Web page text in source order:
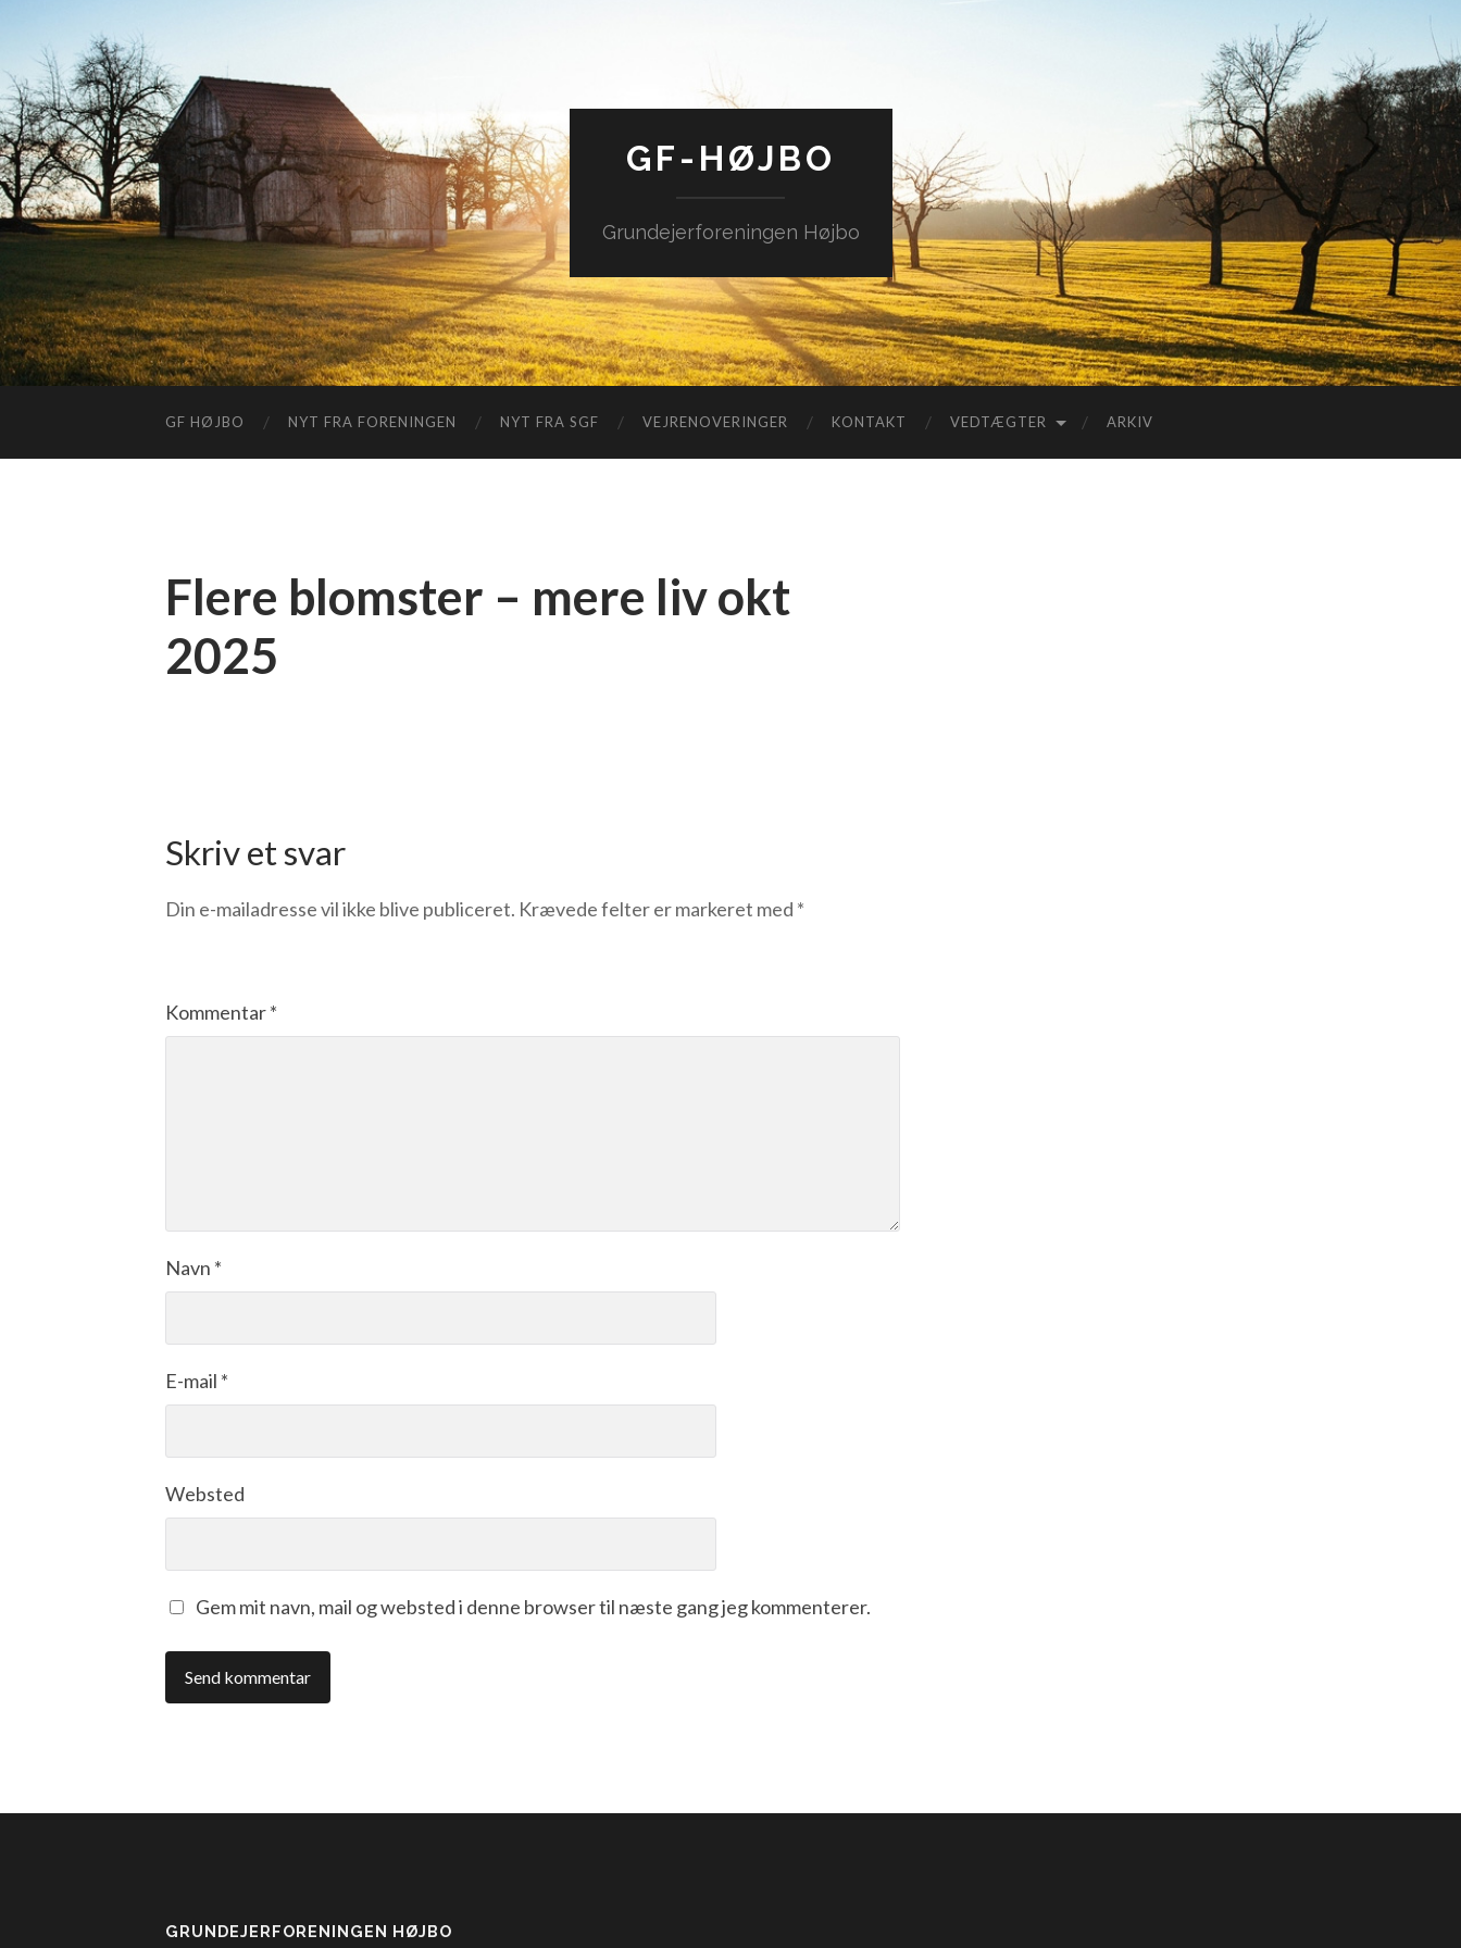
GF-HØJBO
Grundejerforeningen Højbo
GF HØJBO NYT FRA FORENINGEN NYT FRA SGF VEJRENOVERINGER KONTAKT VEDTÆGTER ARKIV
Flere blomster – mere liv okt
2025
Skriv et svar
Din e-mailadresse vil ikke blive publiceret. Krævede felter er markeret med *
Kommentar*
Navn *
E-mail *
Websted
Gem mit navn, mail og websted i denne browser til næste gang jeg kommenterer.
GRUNDEJERFORENINGEN HØJBO